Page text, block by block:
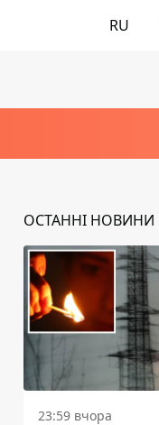
RU
ОСТАННІ НОВИНИ
23:59 вчора